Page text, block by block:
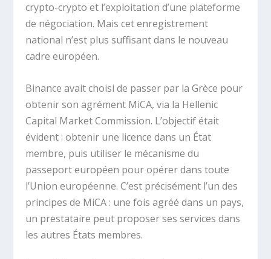
crypto-crypto et l’exploitation d’une plateforme
de négociation. Mais cet enregistrement
national n’est plus suffisant dans le nouveau
cadre européen.
Binance avait choisi de passer par la Grèce pour
obtenir son agrément MiCA, via la Hellenic
Capital Market Commission. L’objectif était
évident : obtenir une licence dans un État
membre, puis utiliser le mécanisme du
passeport européen pour opérer dans toute
l’Union européenne. C’est précisément l’un des
principes de MiCA : une fois agréé dans un pays,
un prestataire peut proposer ses services dans
les autres États membres.